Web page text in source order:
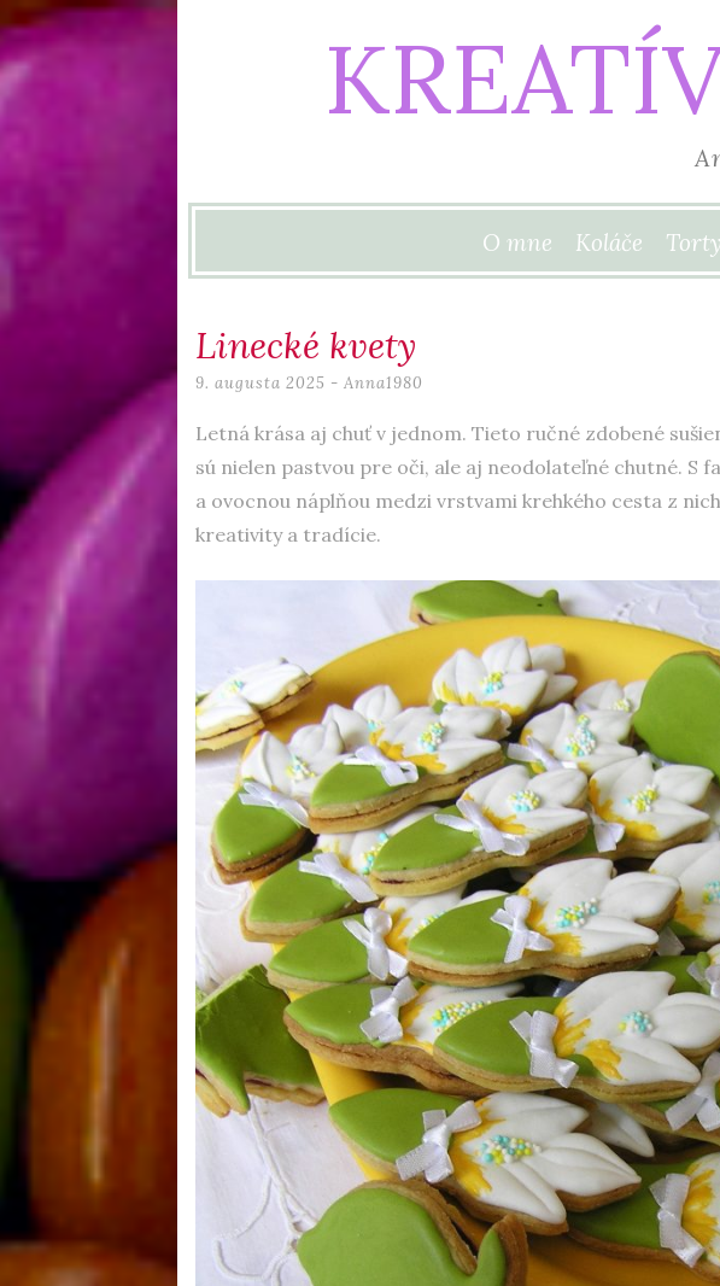
O mne Koláče Torty
Linecké kvety
9. augusta 2025 - Anna1980
Letná krása aj chuť v jednom. Tieto ručné zdobené
sú nielen pastvou pre oči, ale aj neodolateľné chutné. S
a ovocnou náplňou medzi vrstvami krehkého cesta z
kreativity a tradície.